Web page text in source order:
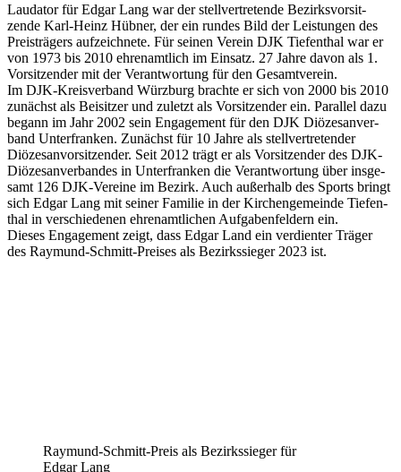
Lauda­tor für Edgar Lang war der stell­ver­tre­tende Bezirks­vor­sit­
zende Karl-Heinz Hübner, der ein rundes Bild der Leis­tun­gen des
Preis­trä­gers aufzeich­nete. Für seinen Verein DJK Tief­en­thal war er
von 1973 bis 2010 ehren­amt­lich im Einsatz. 27 Jahre davon als 1.
Vorsit­zen­der mit der Verant­wor­tung für den Gesamt­ver­ein.
Im DJK-Kreis­ver­band Würz­burg brachte er sich von 2000 bis 2010
zunächst als Beisit­zer und zuletzt als Vorsit­zen­der ein. Paral­lel dazu
begann im Jahr 2002 sein Enga­ge­ment für den DJK Diöze­san­ver­
band Unter­fran­ken. Zunächst für 10 Jahre als stell­ver­tre­ten­der
Diöze­san­vor­sit­zen­der. Seit 2012 trägt er als Vorsit­zen­der des DJK-
Diöze­san­ver­ban­des in Unter­fran­ken die Verant­wor­tung über insge­
samt 126 DJK-Vereine im Bezirk. Auch außer­halb des Sports bringt
sich Edgar Lang mit seiner Fami­lie in der Kirchen­ge­meinde Tief­en­
thal in verschie­de­nen ehren­amt­li­chen Aufga­ben­fel­dern ein.
Dieses Enga­ge­ment zeigt, dass Edgar Land ein verdien­ter Träger
des Raymund-Schmitt-Prei­ses als Bezirks­sie­ger 2023 ist.
Raymund-Schmitt-Preis als Bezirks­sie­ger für
Edgar Lang